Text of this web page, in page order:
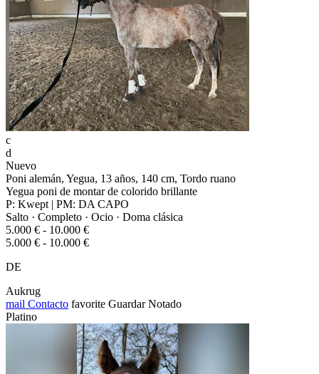
c
d
Nuevo
Poni alemán, Yegua, 13 años, 140 cm, Tordo ruano
Yegua poni de montar de colorido brillante
P: Kwept | PM: DA CAPO
Salto · Completo · Ocio · Doma clásica
5.000 € - 10.000 €
5.000 € - 10.000 €
DE
Aukrug
mail Contacto favorite Guardar Notado
Platino